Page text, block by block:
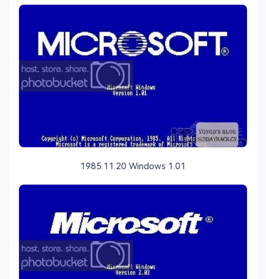
1985.11.20 Windows 1.01